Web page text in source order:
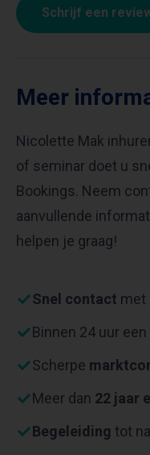
Schrijf een
Meer
Nicolette Mak
of seminar doet u
Bookings. Neem
aanvullende
helpen je graag!
Snel contact met
Binnen 24 uur een
Scherpe
Meer dan 22 jaar
Begeleiding tot